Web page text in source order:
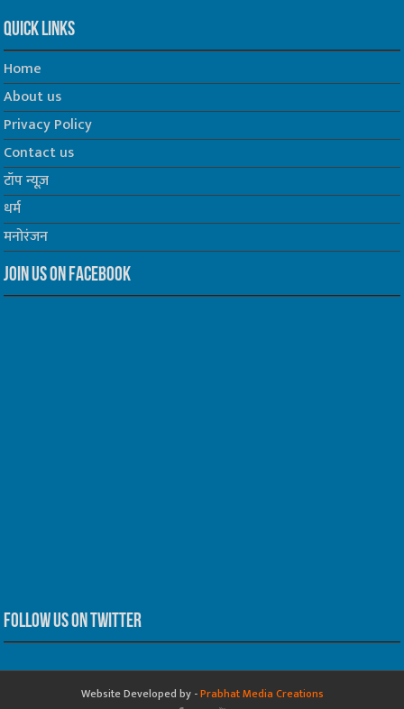
Quick Links
Home
About us
Privacy Policy
Contact us
टॉप न्यूज़
धर्म
मनोरंजन
Join us on Facebook
Follow us on Twitter
Website Developed by -Prabhat Media Creations